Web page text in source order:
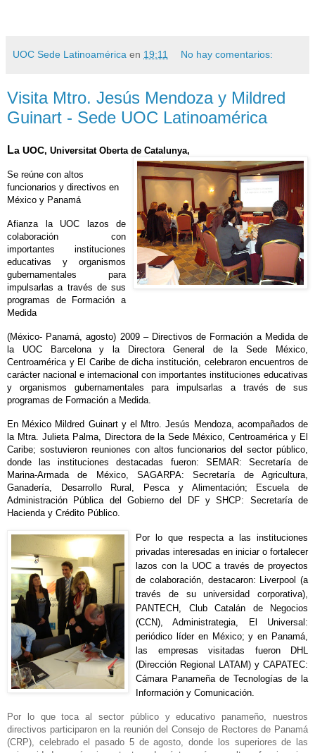
UOC Sede Latinoamérica en 19:11 No hay comentarios:
Visita Mtro. Jesús Mendoza y Mildred
Guinart - Sede UOC Latinoamérica
La UOC, Universitat Oberta de Catalunya,
Se reúne con altos
funcionarios y directivos en
México y Panamá
Afianza la UOC lazos de
colaboración con
importantes instituciones
educativas y organismos
gubernamentales para
impulsarlas a través de sus
programas de Formación a
Medida
(México- Panamá, agosto) 2009 – Directivos de Formación a Medida de
la UOC Barcelonay la Directora General de la Sede México
Centroamérica y El Caribe de dicha institución, celebraron encuentros de
carácter nacional e internacional con importantes instituciones educativas
y organismos gubernamentales para impulsarlas a través de sus
programas de Formación a Medida.
En México Mildred Guinart y el Mtro. Jesús Mendoza, acompañados de
la Mtra. JulietaPalma, Directora dela Sede México , Centroamérica y El
Caribe; sostuvieron reuniones con altos funcionarios del sector público,
donde las instituciones destacadas fueron: SEMAR: Secretaría de
Marina-Armada de México, SAGARPA: Secretaría de Agricultura,
Ganadería, Desarrollo Rural, Pesca y Alimentación; Escuela de
Administración Pública del Gobierno del DF y SHCP: Secretaría de
Hacienda y Crédito Público.
Por lo que respectaa las instituciones
privadas interesadas en iniciar o fortalecer
lazos con la UOCa través de proyectos
de colaboración, destacaron: Liverpool (a
través de su universidad corporativa),
PANTECH, Club Catalán de Negocios
(CCN), Administrategia, El Universal:
periódico líder en México; y en Panamá,
las empresas visitadas fueron DHL
(Dirección Regional LATAM) y CAPATEC:
Cámara Panameña de Tecnologías de la
Información y Comunicación.
Por lo que toca al sector público y educativo panameño, nuestros
directivos participaron en la reunión del Consejo de Rectores de Panamá
(CRP), celebrado el pasado 5 de agosto, donde los superiores de las